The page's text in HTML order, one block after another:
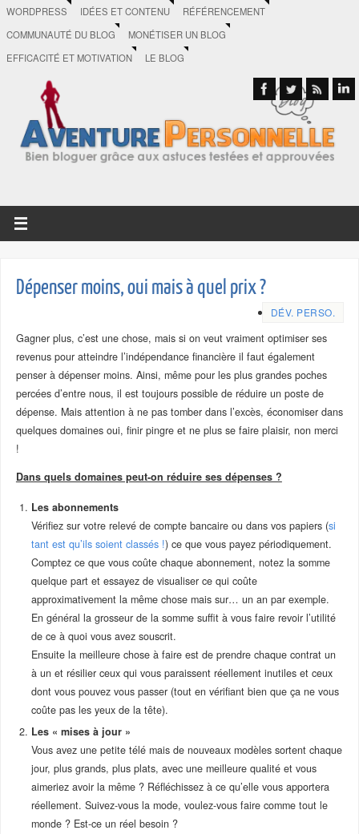
WORDPRESS IDÉES ET CONTENU
RÉFÉRENCEMENT
COMMUNAUTÉ DU BLOG
MONÉTISER UN BLOG
EFFICACITÉ ET MOTIVATION
LE BLOG
Dépenser moins, oui mais à quel prix ?
DÉV. PERSO.
Gagner plus, c’est une chose, mais si on veut vraiment optimiser ses
revenus pour atteindre l’indépendance financière il faut également
penser à dépenser moins. Ainsi, même pour les plus grandes poches
percées d’entre nous, il est toujours possible de réduire un poste de
dépense. Mais attention à ne pas tomber dans l’excès, économiser dans
quelques domaines oui, finir pingre et ne plus se faire plaisir, non merci
!
Dans quels domaines peut-on réduire ses dépenses ?
Les abonnements
Vérifiez sur votre relevé de compte bancaire ou dans vos papiers (si
tant est qu’ils soient classés !) ce que vous payez périodiquement.
Comptez ce que vous coûte chaque abonnement, notez la somme
quelque part et essayez de visualiser ce qui coûte
approximativement la même chose mais sur… un an par exemple.
En général la grosseur de la somme suffit à vous faire revoir l’utilité
de ce à quoi vous avez souscrit.
Ensuite la meilleure chose à faire est de prendre chaque contrat un
à un et résilier ceux qui vous paraissent réellement inutiles et ceux
dont vous pouvez vous passer (tout en vérifiant bien que ça ne vous
coûte pas les yeux de la tête).
Les « mises à jour »
Vous avez une petite télé mais de nouveaux modèles sortent chaque
jour, plus grands, plus plats, avec une meilleure qualité et vous
aimeriez avoir la même ? Réfléchissez à ce qu’elle vous apportera
réellement. Suivez-vous la mode, voulez-vous faire comme tout le
monde ? Est-ce un réel besoin ?